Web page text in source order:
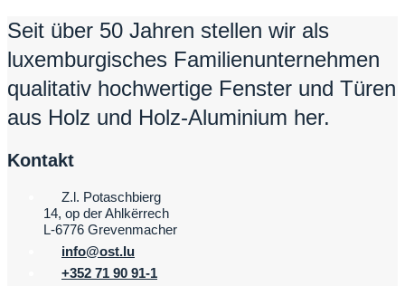
Seit über 50 Jahren stellen wir als
luxemburgisches Familienunternehmen
qualitativ hochwertige Fenster und Türen
aus Holz und Holz-Aluminium her.
Kontakt
Z.l. Potaschbierg
14, op der Ahlkërrech
L-6776 Grevenmacher
info@ost.lu
+352 71 90 91-1